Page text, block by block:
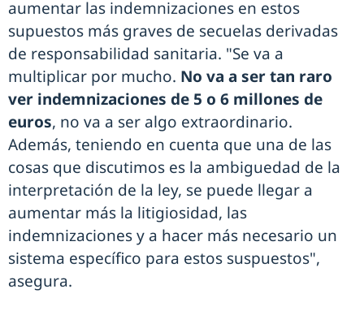
aumentar las indemnizaciones en estos
supuestos más graves de secuelas derivadas
de responsabilidad sanitaria. "Se va a
multiplicar por mucho. No va a ser tan raro
ver indemnizaciones de 5 o 6 millones de
euros, no va a ser algo extraordinario.
Además, teniendo en cuenta que una de las
cosas que discutimos es la ambiguedad de la
interpretación de la ley, se puede llegar a
aumentar más la litigiosidad, las
indemnizaciones y a hacer más necesario un
sistema específico para estos suspuestos",
asegura.